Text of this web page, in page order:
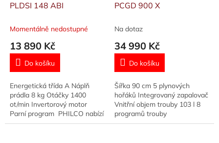
PLDSI 148 ABI
Momentálně nedostupné
13 890 Kč
Do košíku
Energetická třída A Náplň
prádla 8 kg Otáčky 1400
ot/min Invertorový motor
Parní program PHILCO nabízí
bezplatný servis +3 roky na
PCGD 900 X
Na dotaz
34 990 Kč
Do košíku
Šířka 90 cm 5 plynových
hořáků Integrovaný zapalovač
Vnitřní objem trouby 103 l 8
programů trouby